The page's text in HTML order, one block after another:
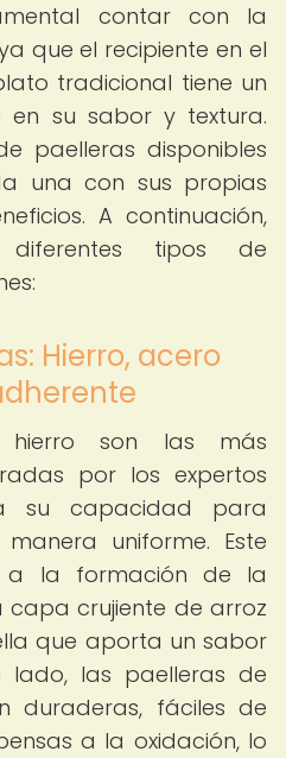
contar con la
que el recipiente en el
tradicional tiene un
en su sabor y textura.
paelleras disponibles
una con sus propias
A continuación,
diferentes tipos de
Hierro, acero
hierro son las más
por los expertos
su capacidad para
uniforme. Este
a la formación de la
capa crujiente de arroz
que aporta un sabor
lado, las paelleras de
duraderas, fáciles de
a la oxidación, lo